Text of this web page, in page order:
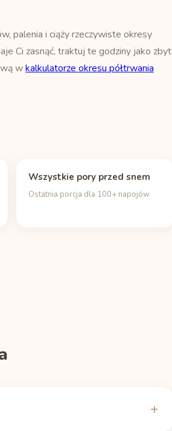
palenia i ciąży rzeczywiste okresy
Ci zasnąć, traktuj te godziny jako zbyt
wkalkulatorze okresu półtrwania
Wszystkie pory przed snem
Ostatnia porcja dla 100+ napojów